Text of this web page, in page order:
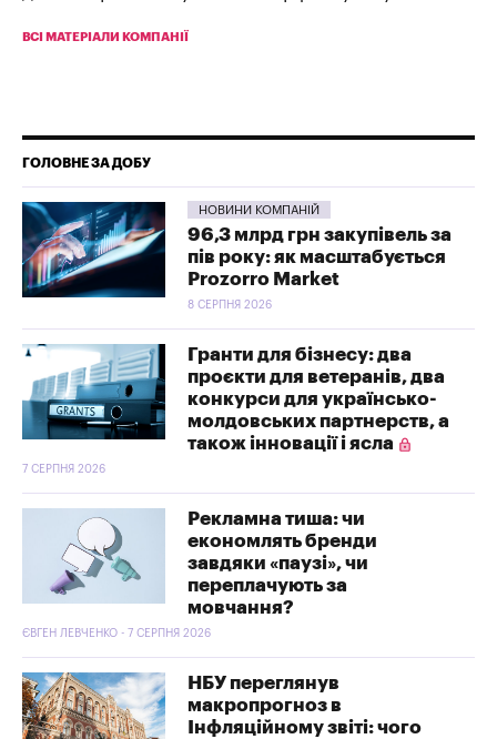
ВСІ МАТЕРІАЛИ КОМПАНІЇ
ГОЛОВНЕ ЗА ДОБУ
НОВИНИ КОМПАНІЙ
96,3 млрд грн закупівель за
пів року: як масштабується
Prozorro Market
8 СЕРПНЯ 2026
Гранти для бізнесу: два
проєкти для ветеранів, два
конкурси для українсько-
молдовських партнерств, а
також інновації і ясла
7 СЕРПНЯ 2026
Рекламна тиша: чи
економлять бренди
завдяки «паузі», чи
переплачують за
мовчання?
ЄВГЕН ЛЕВЧЕНКО - 7 СЕРПНЯ 2026
НБУ переглянув
макропрогноз в
Інфляційному звіті: чого